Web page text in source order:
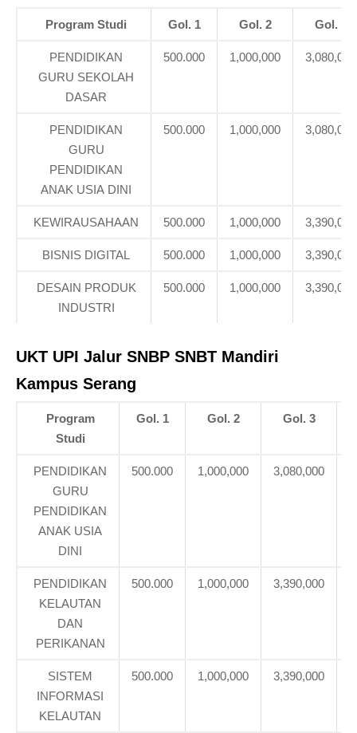
Program Studi Gol. 1 Gol. 2 Gol. 3
PENDIDIKAN
GURU SEKOLAH
DASAR
500.000 1,000,000 3,080,000
PENDIDIKAN
GURU
PENDIDIKAN
ANAK USIA DINI
500.000 1,000,000 3,080,000
KEWIRAUSAHAAN 500.000 1,000,000 3,390,000
BISNIS DIGITAL 500.000 1,000,000 3,390,000
DESAIN PRODUK
INDUSTRI
500.000 1,000,000 3,390,000
UKT UPI Jalur SNBP SNBT Mandiri
Kampus Serang
Program
Studi
Gol. 1 Gol. 2 Gol. 3
PENDIDIKAN
GURU
PENDIDIKAN
ANAK USIA
DINI
500.000 1,000,000 3,080,000
PENDIDIKAN
KELAUTAN
DAN
PERIKANAN
500.000 1,000,000 3,390,000
SISTEM
INFORMASI
KELAUTAN
500.000 1,000,000 3,390,000